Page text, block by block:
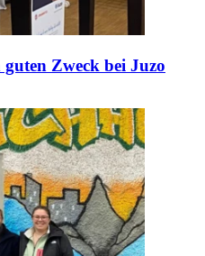
Zweck bei Juzo